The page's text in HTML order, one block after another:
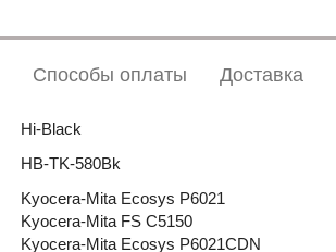
Способы оплаты Доставка
Hi-Black
HB-TK-580Bk
Kyocera-Mita Ecosys P6021
Kyocera-Mita FS C5150
Kyocera-Mita Ecosys P6021CDN